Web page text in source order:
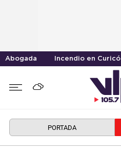
Abogada Incendio en Curicó
PORTADA